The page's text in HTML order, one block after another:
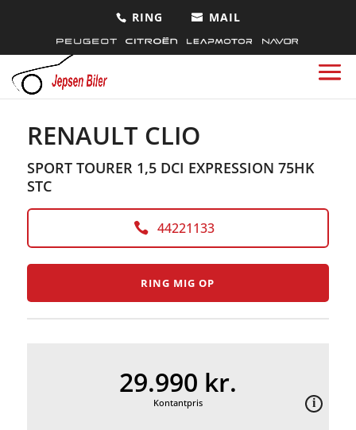
< Tilbage til søgeresultat
RENAULT CLIO
SPORT TOURER 1,5 DCI EXPRESSION 75HK
STC
44221133
RING MIG OP
29.990 kr.
Kontantpris